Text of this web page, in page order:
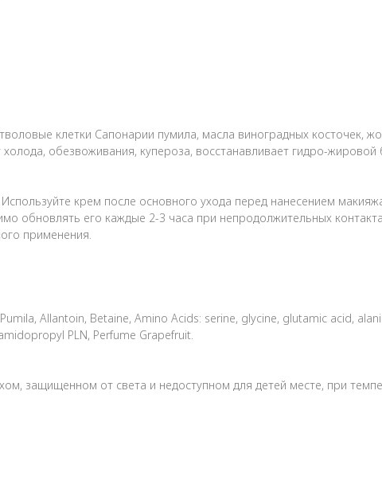
клетки Сапонарии пумила, масла виноградных косточек,
обезвоживания, купероза, восстанавливает гидро-
крем после основного ухода перед нанесением
обновлять его каждые 2-3 часа при непродолжительных
применения.
Allantoin, Betaine, Amino Acids: serine, glycine, glutamic acid,
PLN, Perfume Grapefruit.
защищенном от света и недоступном для детей месте, при